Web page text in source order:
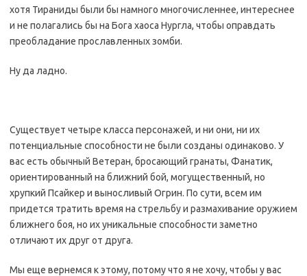
хотя Тираниды были бы намного многочисленнее, интереснее
и не полагались бы на Бога хаоса Нургла, чтобы оправдать
преобладание прославленных зомби.
Ну да ладно.
Существует четыре класса персонажей, и ни они, ни их
потенциальные способности не были созданы одинаково. У
вас есть обычный Ветеран, бросающий гранаты, Фанатик,
ориентированный на ближний бой, могущественный, но
хрупкий Псайкер и выносливый Огрин. По сути, всем им
придется тратить время на стрельбу и размахивание оружием
ближнего боя, но их уникальные способности заметно
отличают их друг от друга.
Мы еще вернемся к этому, потому что я не хочу, чтобы у вас